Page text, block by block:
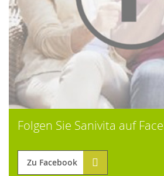
Folgen Sie Sanivita auf
Zu Facebook